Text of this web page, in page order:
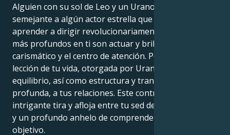
Alguien con su sol de Leo y un Urano en Tauro es
semejante a algún actor estrella que tiene que
aprender a dirigir revolucionariamente. Los instintos
más profundos en ti son actuar y brillar, ser un líder
carismático y el centro de atención. Pero la gran
lección de tu vida, otorgada por Urano, es aportar
equilibrio, así como estructura y transformación
profunda, a tus relaciones. Este contraste crea un
intrigante tira y afloja entre tu sed de gloria personal
y un profundo anhelo de comprender lo que es
objetivo.